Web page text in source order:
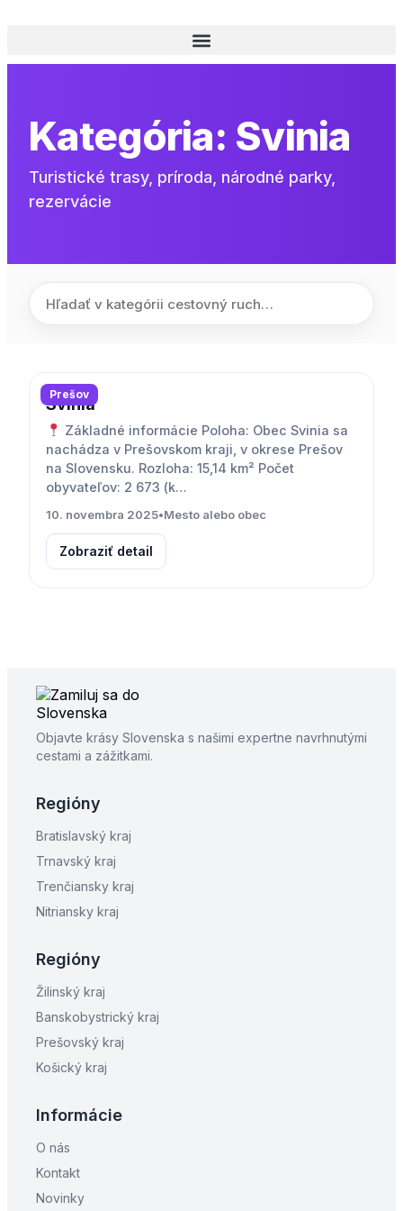
Kategória: Svinia
Turistické trasy, príroda, národné parky,
rezervácie
Prešov
Svinia
Základné informácie Poloha: Obec Svinia sa
nachádza v Prešovskom kraji, v okrese Prešov
na Slovensku. Rozloha: 15,14 km² Počet
obyvateľov: 2 673 (k…
10. novembra 2025•Mesto alebo obec
Zobraziť detail
Objavte krásy Slovenska s našimi expertne navrhnutými
cestami a zážitkami.
Regióny
Bratislavský kraj
Trnavský kraj
Trenčiansky kraj
Nitriansky kraj
Regióny
Žilinský kraj
Banskobystrický kraj
Prešovský kraj
Košický kraj
Informácie
O nás
Kontakt
Novinky